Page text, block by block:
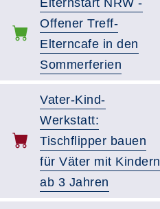
Offener Treff-
Elterncafe in den
Sommerferien
Vater-Kind-
Werkstatt:
Tischflipper bauen
für Väter mit Kindern
ab 3 Jahren